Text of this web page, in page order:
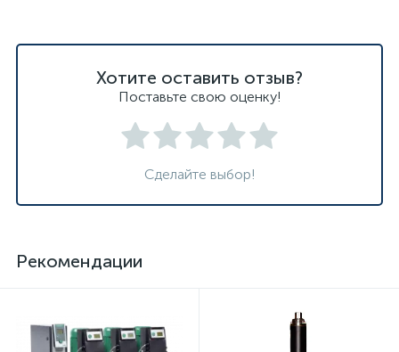
Хотите оставить отзыв?
Поставьте свою оценку!
Сделайте выбор!
Рекомендации